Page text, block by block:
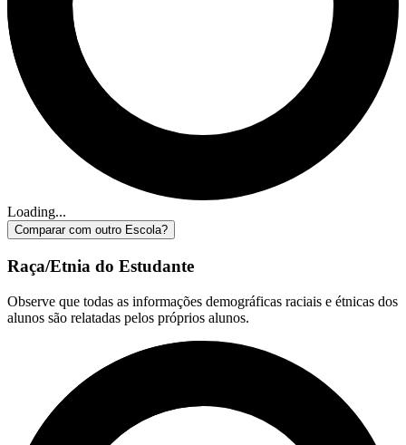
Loading...
Comparar com outro Escola?
Raça/Etnia do Estudante
Observe que todas as informações demográficas raciais e étnicas dos
alunos são relatadas pelos próprios alunos.